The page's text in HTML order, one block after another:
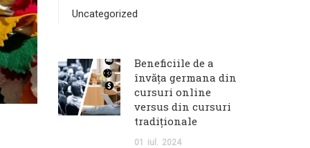
Uncategorized
Beneficiile de a
învăța germana din
cursuri online
versus din cursuri
tradiționale
01 iul. 2024